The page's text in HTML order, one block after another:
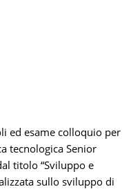
ed esame colloquio per
tecnologica Senior
titolo “Sviluppo e
sullo sviluppo di